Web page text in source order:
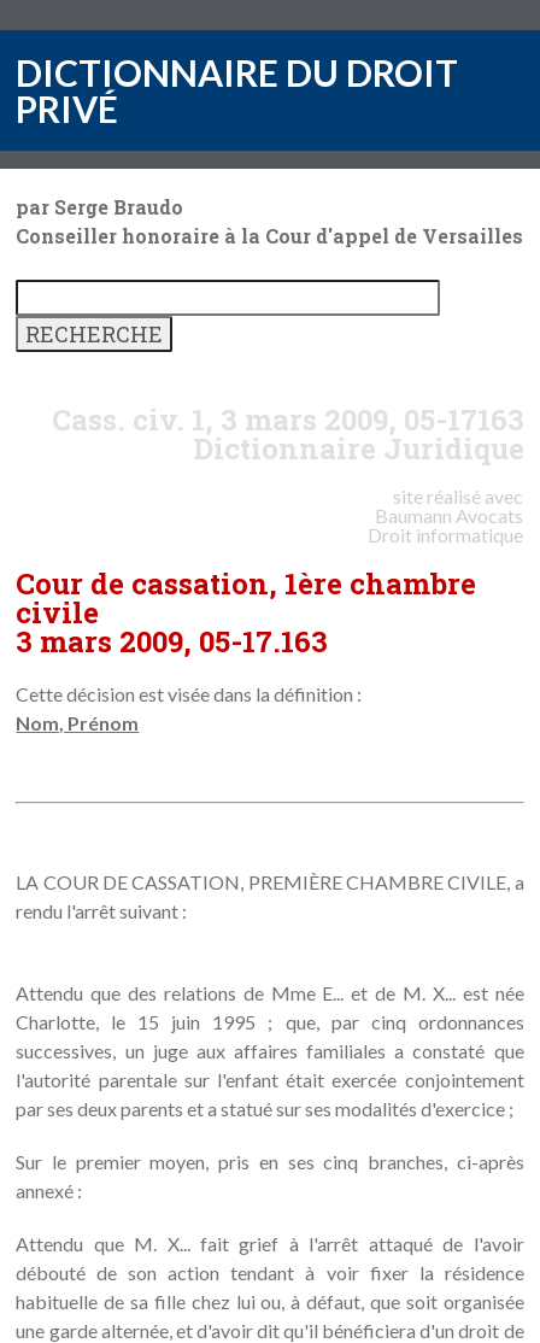
DICTIONNAIRE DU DROIT
PRIVÉ
par Serge Braudo
Conseiller honoraire à la Cour d'appel de Versailles
Cass. civ. 1, 3 mars 2009, 05-17163
Dictionnaire Juridique
site réalisé avec
Baumann Avocats
Droit informatique
Cour de cassation, 1ère chambre
civile
3 mars 2009, 05-17.163
Cette décision est visée dans la définition :
Nom, Prénom
LA COUR DE CASSATION, PREMIÈRE CHAMBRE CIVILE, a
rendu l'arrêt suivant :
Attendu que des relations de Mme E... et de M. X... est née
Charlotte, le 15 juin 1995 ; que, par cinq ordonnances
successives, un juge aux affaires familiales a constaté que
l'autorité parentale sur l'enfant était exercée conjointement
par ses deux parents et a statué sur ses modalités d'exercice ;
Sur le premier moyen, pris en ses cinq branches, ci-après
annexé :
Attendu que M. X... fait grief à l'arrêt attaqué de l'avoir
débouté de son action tendant à voir fixer la résidence
habituelle de sa fille chez lui ou, à défaut, que soit organisée
une garde alternée, et d'avoir dit qu'il bénéficiera d'un droit de